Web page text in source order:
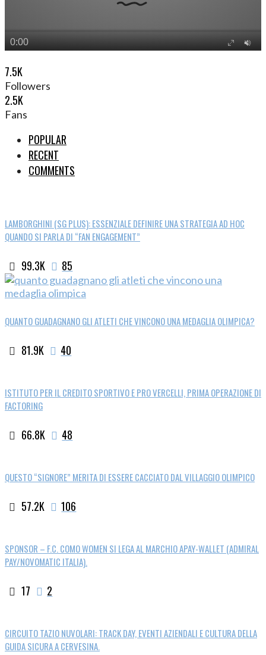
7.5K
Followers
2.5K
Fans
POPULAR
RECENT
COMMENTS
LAMBORGHINI (SG PLUS): ESSENZIALE DEFINIRE UNA STRATEGIA AD HOC
QUANDO SI PARLA DI “FAN ENGAGEMENT”
99.3K 85
QUANTO GUADAGNANO GLI ATLETI CHE VINCONO UNA MEDAGLIA OLIMPICA?
81.9K 40
ISTITUTO PER IL CREDITO SPORTIVO E PRO VERCELLI, PRIMA OPERAZIONE DI
FACTORING
66.8K 48
QUESTO “SIGNORE” MERITA DI ESSERE CACCIATO DAL VILLAGGIO OLIMPICO
57.2K 106
SPONSOR – F.C. COMO WOMEN SI LEGA AL MARCHIO APAY-WALLET (ADMIRAL
PAY/NOVOMATIC ITALIA).
17 2
CIRCUITO TAZIO NUVOLARI: TRACK DAY, EVENTI AZIENDALI E CULTURA DELLA
GUIDA SICURA A CERVESINA.